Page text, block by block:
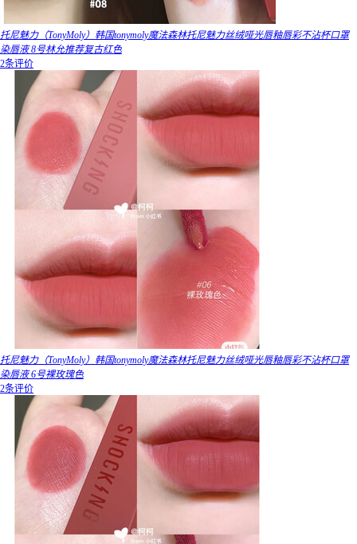
托尼魅力（TonyMoly）韩国tonymoly魔法森林托尼魅力丝绒哑光唇釉唇彩不沾杯口罩
染唇液 8号林允推荐复古红色
2条评价
托尼魅力（TonyMoly）韩国tonymoly魔法森林托尼魅力丝绒哑光唇釉唇彩不沾杯口罩
染唇液 6号裸玫瑰色
2条评价